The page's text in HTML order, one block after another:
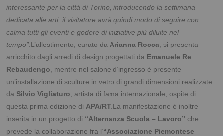
interessante per la città di Torino, introducendo la settimana
dedicata alle arti; il visitatore avrà quindi modo di seguire con
calma tutti gli eventi e godere di iniziative più diluite nel
tempo” .L’allestimento, curato da Arianna Rocca , si presenta
arricchito dagli arredi di design progettati da Emanuele Re
Rebaudengo , mentre nel salone d’ingresso é presente
un’installazione di sculture in vetro di grandi dimensioni realizzate
da Silvio Vigliaturo , artista di fama internazionale, ospite di
questa prima edizione di APA/RT .La manifestazione è inoltre
inserita in un progetto di “Alternanza Scuola – Lavoro” che
prevede la collaborazione fra l’“Associazione Piemontese